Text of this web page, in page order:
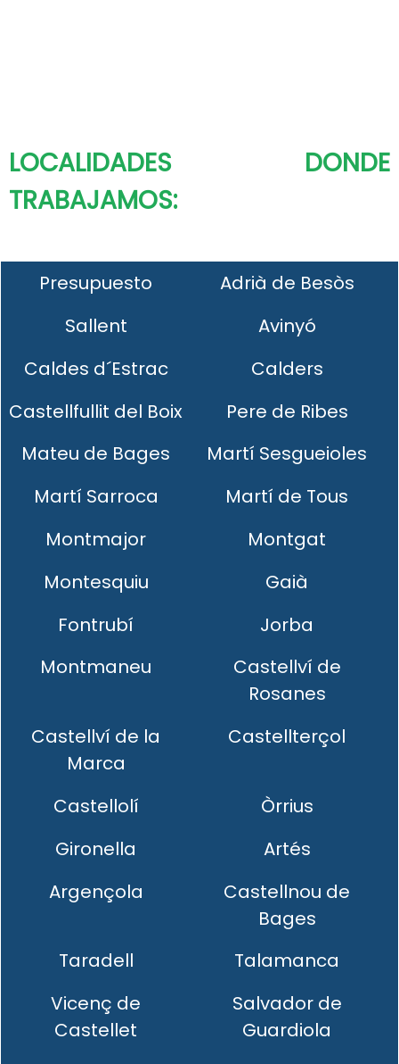
LOCALIDADES DONDE
TRABAJAMOS:
Presupuesto
Adrià de Besòs
Sallent
Avinyó
Caldes d´Estrac
Calders
Castellfullit del Boix
Pere de Ribes
Mateu de Bages
Martí Sesgueioles
Martí Sarroca
Martí de Tous
Montmajor
Montgat
Montesquiu
Gaià
Fontrubí
Jorba
Montmaneu
Castellví de
Rosanes
Castellví de la
Marca
Castellterçol
Castellolí
Òrrius
Gironella
Artés
Argençola
Castellnou de
Bages
Taradell
Talamanca
Vicenç de
Castellet
Salvador de
Guardiola